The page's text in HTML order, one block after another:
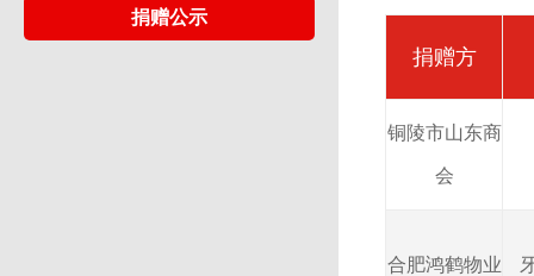
捐赠公示
捐赠方
铜陵市山东商
会
合肥鸿鹤物业